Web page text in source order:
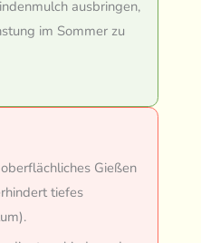
ausbringen,
im Sommer zu
Gießen
tiefes